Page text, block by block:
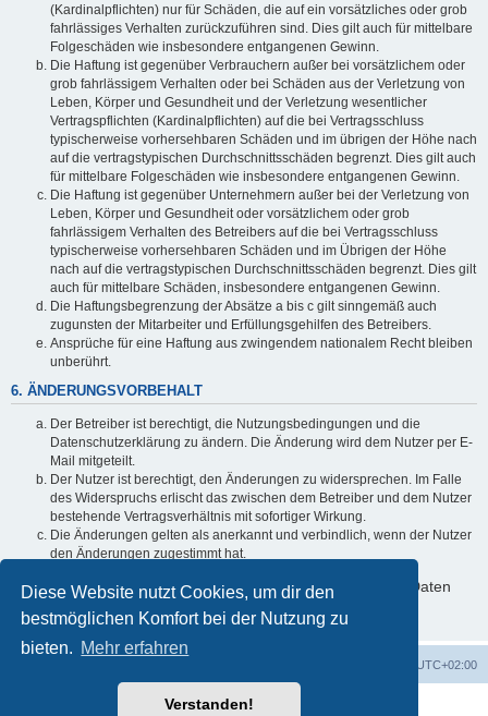
Diese Website nutzt Cookies, um dir den
bestmöglichen Komfort bei der Nutzung zu
bieten. Mehr erfahren
Verstanden!
(Kardinalpflichten) nur für Schäden, die auf ein vorsätzliches oder grob
fahrlässiges Verhalten zurückzuführen sind. Dies gilt auch für mittelbare
Folgeschäden wie insbesondere entgangenen Gewinn.
Die Haftung ist gegenüber Verbrauchern außer bei vorsätzlichem oder
grob fahrlässigem Verhalten oder bei Schäden aus der Verletzung von
Leben, Körper und Gesundheit und der Verletzung wesentlicher
Vertragspflichten (Kardinalpflichten) auf die bei Vertragsschluss
typischerweise vorhersehbaren Schäden und im übrigen der Höhe nach
auf die vertragstypischen Durchschnittsschäden begrenzt. Dies gilt auch
für mittelbare Folgeschäden wie insbesondere entgangenen Gewinn.
Die Haftung ist gegenüber Unternehmern außer bei der Verletzung von
Leben, Körper und Gesundheit oder vorsätzlichem oder grob
fahrlässigem Verhalten des Betreibers auf die bei Vertragsschluss
typischerweise vorhersehbaren Schäden und im Übrigen der Höhe
nach auf die vertragstypischen Durchschnittsschäden begrenzt. Dies gilt
auch für mittelbare Schäden, insbesondere entgangenen Gewinn.
Die Haftungsbegrenzung der Absätze a bis c gilt sinngemäß auch
zugunsten der Mitarbeiter und Erfüllungsgehilfen des Betreibers.
Ansprüche für eine Haftung aus zwingendem nationalem Recht bleiben
unberührt.
6. ÄNDERUNGSVORBEHALT
Der Betreiber ist berechtigt, die Nutzungsbedingungen und die
Datenschutzerklärung zu ändern. Die Änderung wird dem Nutzer per E-
Mail mitgeteilt.
Der Nutzer ist berechtigt, den Änderungen zu widersprechen. Im Falle
des Widerspruchs erlischt das zwischen dem Betreiber und dem Nutzer
bestehende Vertragsverhältnis mit sofortiger Wirkung.
Die Änderungen gelten als anerkannt und verbindlich, wenn der Nutzer
den Änderungen zugestimmt hat.
Informationen über den Umgang mit deinen persönlichen Daten
sind in der Datenschutzerklärung enthalten.
UTC+02:00
Powered byphpBB® Forum Software © phpBB Limited